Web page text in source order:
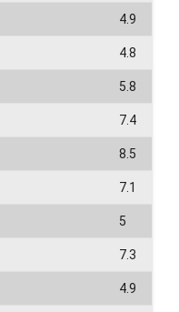
4.9
4.8
5.8
7.4
8.5
7.1
5
7.3
4.9